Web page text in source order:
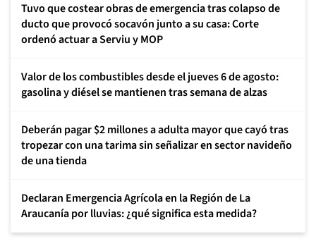
Tuvo que costear obras de emergencia tras colapso de
ducto que provocó socavón junto a su casa: Corte
ordenó actuar a Serviu y MOP
Valor de los combustibles desde el jueves 6 de agosto:
gasolina y diésel se mantienen tras semana de alzas
Deberán pagar $2 millones a adulta mayor que cayó tras
tropezar con una tarima sin señalizar en sector navideño
de una tienda
Declaran Emergencia Agrícola en la Región de La
Araucanía por lluvias: ¿qué significa esta medida?